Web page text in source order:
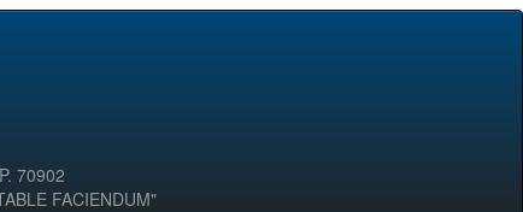
70902
FACIENDUM"